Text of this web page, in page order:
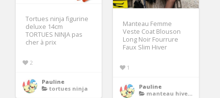
Manteau Femme
Veste Coat Blouson
Long Noir Fourrure
Faux Slim Hiver
1
Pauline
manteau hiver femme
Tortues ninja figurine
deluxe 14cm
TORTUES NINJA pas
cher à prix
2
Pauline
tortues ninja